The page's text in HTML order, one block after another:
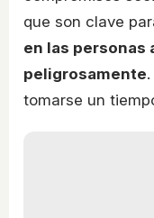
que son clave
en las personas
peligrosamente
tomarse un